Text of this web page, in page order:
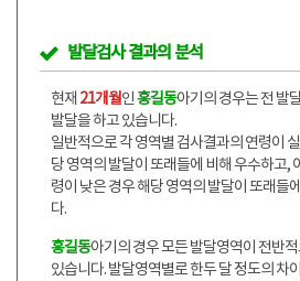
발달검사 결과의 분석
현재 21개월인홍길동아기의 경우는 전 발
발달을 하고 있습니다.
일반적으로 각 영역별 검사결과의 연령이
당 영역의 발달이 또래들에 비해 우수하고,
령이 낮은 경우 해당 영역의 발달이 또래들
다.
홍길동아기의 경우 모든 발달영역이 전반
있습니다. 발달영역별로 한두 달 정도의 차